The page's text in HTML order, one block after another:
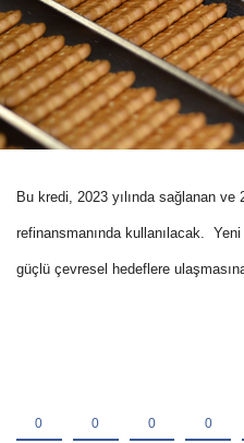
Bu kredi, 2023 yılında sağlanan
refinansmanında kullanılacak. Yeni
güçlü çevresel hedeflere